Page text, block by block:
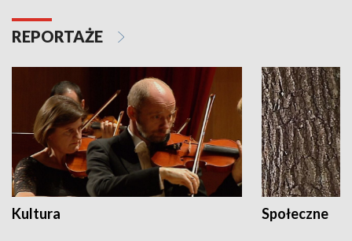
REPORTAŻE
Kultura Społeczne